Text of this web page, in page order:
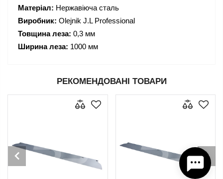
Матеріал: Нержавіюча сталь
Виробник: Olejnik J.L Professional
Товщина леза: 0,3 мм
Ширина леза: 1000 мм
РЕКОМЕНДОВАНІ ТОВАРИ